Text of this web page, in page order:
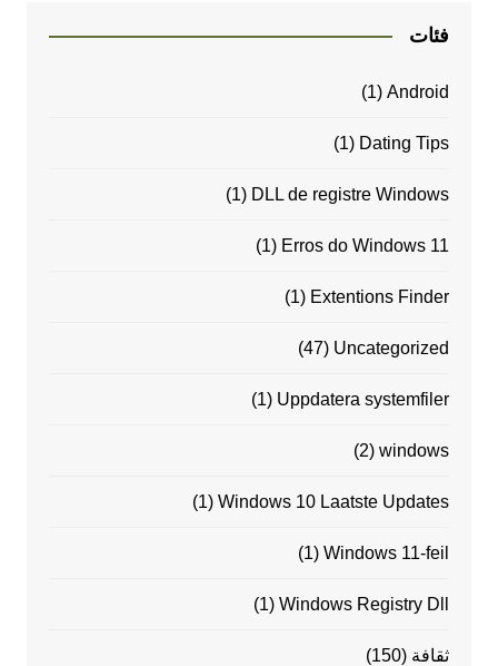
فئات
Android
(1)
Dating Tips
(1)
DLL de registre Windows
(1)
Erros do Windows 11
(1)
Extentions Finder
(1)
Uncategorized
(47)
Uppdatera systemfiler
(1)
windows
(2)
Windows 10 Laatste Updates
(1)
Windows 11-feil
(1)
Windows Registry Dll
(1)
ثقافة (150)